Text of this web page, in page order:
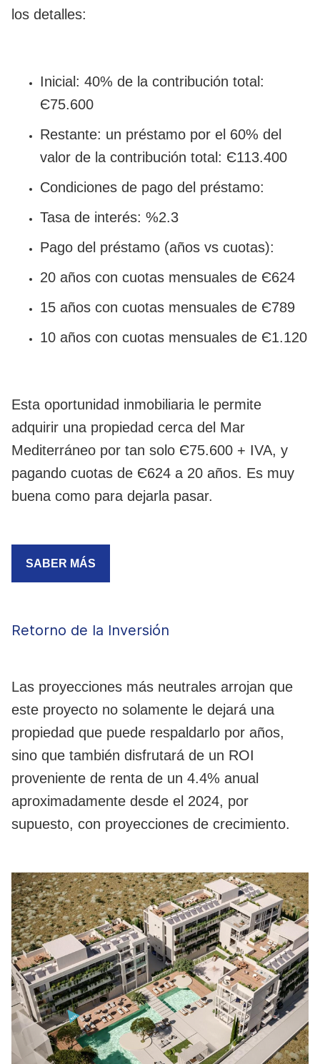
los detalles:
Inicial: 40% de la contribución total:
Є75.600
Restante: un préstamo por el 60% del
valor de la contribución total: Є113.400
Condiciones de pago del préstamo:
Tasa de interés: %2.3
Pago del préstamo (años vs cuotas):
20 años con cuotas mensuales de Є624
15 años con cuotas mensuales de Є789
10 años con cuotas mensuales de Є1.120
Esta oportunidad inmobiliaria le permite
adquirir una propiedad cerca del Mar
Mediterráneo por tan solo Є75.600 + IVA, y
pagando cuotas de Є624 a 20 años. Es muy
buena como para dejarla pasar.
SABER MÁS
Retorno de la Inversión
Las proyecciones más neutrales arrojan que
este proyecto no solamente le dejará una
propiedad que puede respaldarlo por años,
sino que también disfrutará de un ROI
proveniente de renta de un 4.4% anual
aproximadamente desde el 2024, por
supuesto, con proyecciones de crecimiento.